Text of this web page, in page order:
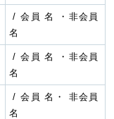
/ 会員 名 ・非会員
名
/ 会員 名 ・非会員
名
/ 会員 名・ 非会員
名